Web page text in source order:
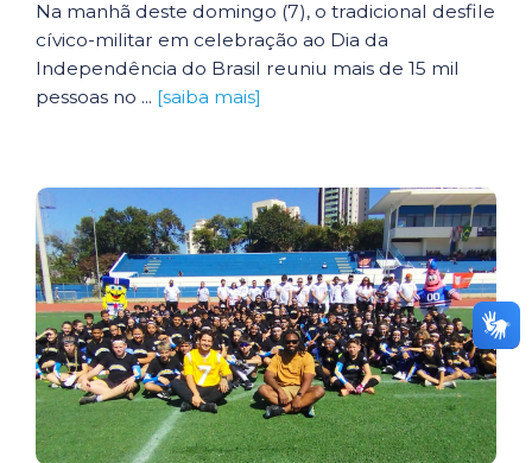
Na manhã deste domingo (7), o tradicional desfile
cívico-militar em celebração ao Dia da
Independência do Brasil reuniu mais de 15 mil
pessoas no ... [saiba mais]